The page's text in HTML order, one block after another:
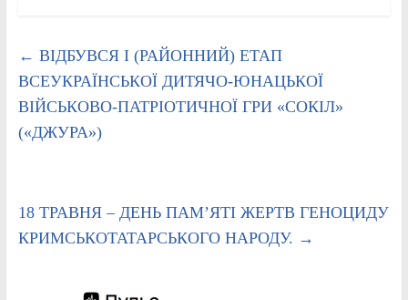
← ВІДБУВСЯ І (РАЙОННИЙ) ЕТАП
ВСЕУКРАЇНСЬКОЇ ДИТЯЧО-ЮНАЦЬКОЇ
ВІЙСЬКОВО-ПАТРІОТИЧНОЇ ГРИ «СОКІЛ»
(«ДЖУРА»)
18 ТРАВНЯ – ДЕНЬ ПАМ’ЯТІ ЖЕРТВ ГЕНОЦИДУ
КРИМСЬКОТАТАРСЬКОГО НАРОДУ. →